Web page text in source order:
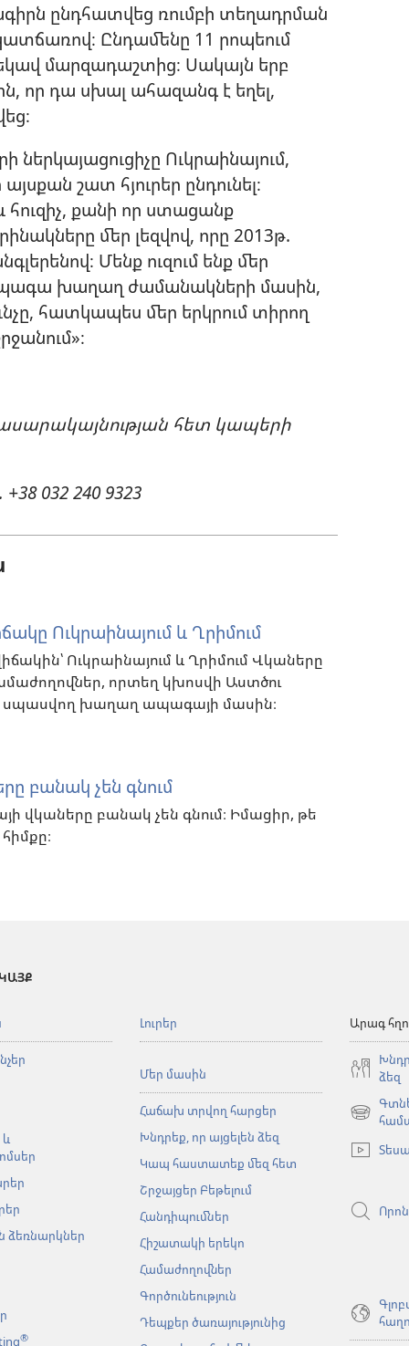
ընդհատվեց ռումբի տեղադրման
Ընդամենը 11 րոպեում
մարզադաշտից։ Սակայն երբ
որ դա սխալ ահազանգ է եղել,
ներկայացուցիչը Ուկրաինայում,
շատ հյուրեր ընդունել։
քանի որ ստացանք
մեր լեզվով, որը 2013թ.
Մենք ուզում ենք մեր
խաղաղ ժամանակների մասին,
հատկապես մեր երկրում տիրող
հետ կապերի
032 240 9323
Ուկրաինայում և Ղրիմում
Ուկրաինայում և Ղրիմում Վկաները
որտեղ կխոսվի Աստծու
սպասվող խաղաղ ապագայի մասին։
բանակ չեն գնում
վկաները բանակ չեն գնում։ Իմացիր, թե
ձեռնարկներ
®
Լուրեր
Մեր մասին
Հաճախ տրվող հարցեր
Խնդրեք, որ այցելեն ձեզ
Կապ հաստատեք մեզ հետ
Շրջայցեր Բեթելում
Հանդիպումներ
Հիշատակի երեկո
Համաժողովներ
Գործունեություն
Դեպքեր ծառայությունից
Արագ
ձեզ
(բացվում
նոր